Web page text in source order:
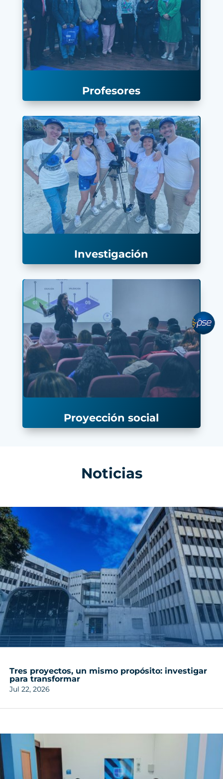
pse
Profesores
Investigación
Proyección social
Noticias
Tres proyectos, un mismo propósito: investigar
para transformar
Jul 22, 2026